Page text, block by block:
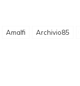
Amalfi Archivio85